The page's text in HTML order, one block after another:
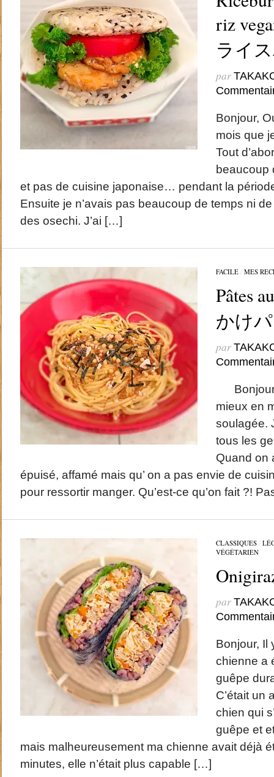
riz
ライ
par
Bonjour,
mois que
Tout
beaucoup
et pas de cuisine japonaise… pendant la
Ensuite je n’avais pas beaucoup de temps ni
des osechi. J’ai […]
FACILE/ MES
Pâtes
かけ
par
Bonjour
mieux en
soulagée.
tous les
Quand on
épuisé, affamé mais qu’ on a pas envie de
pour ressortir manger. Qu’est-ce qu’on fait ?!
CLASSIQUES/
VÉGÉTARIEN
par
Bonjour, Il
chienne a
guêpe
C’était un
chien qui
guêpe et
mais malheureusement ma chienne avait déjà
minutes, elle n’était plus capable […]